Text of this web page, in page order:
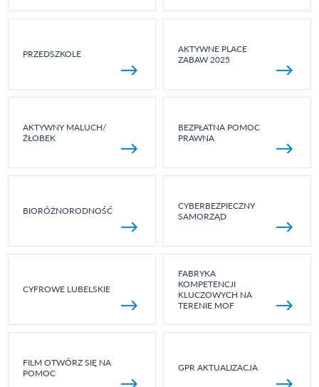
PRZEDSZKOLE
AKTYWNE PLACE
ZABAW 2025
AKTYWNY MALUCH/
ŻŁOBEK
BEZPŁATNA POMOC
PRAWNA
BIORÓŻNORODNOŚĆ
CYBERBEZPIECZNY
SAMORZĄD
CYFROWE LUBELSKIE
FABRYKA
KOMPETENCJI
KLUCZOWYCH NA
TERENIE MOF
FILM OTWÓRZ SIĘ NA
POMOC
GPR AKTUALIZACJA